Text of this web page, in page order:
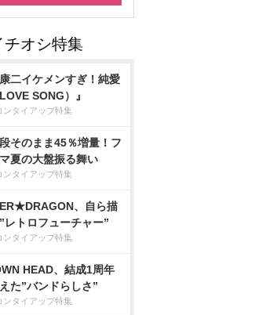
二イケメンすぎ！純愛
LOVE SONG）』
ンタイアップ特集
そのまま45％増量！フ
夏の大盤振る舞い
ンタイアップ特集
、自ら描
レトロフューチャー”
ンタイアップ特集
HEAD、結成1周年
た”バンドらしさ”
ンタイアップ特集